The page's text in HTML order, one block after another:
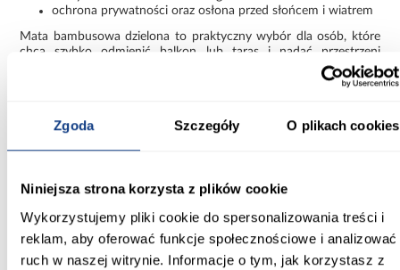
Zgoda Szczegóły O plikach cookies
Niniejsza strona korzysta z plików cookie
Wykorzystujemy pliki cookie do spersonalizowania treści i
reklam, aby oferować funkcje społecznościowe i analizować
ruch w naszej witrynie. Informacje o tym, jak korzystasz z
ochrona prywatności oraz osłona przed słońcem i wiatrem
Mata bambusowa dzielona to praktyczny wybór dla osób, które
chcą szybko odmienić balkon lub taras i nadać przestrzeni
0.20
Rodzaj asortymentu:
osłony balkonowe